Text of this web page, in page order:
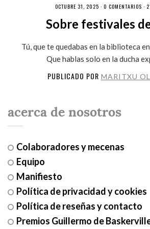
OCTUBRE 31, 2025 · 0 COMENTARIOS ·
Sobre festivales
Tú, que te quedabas en la biblioteca
Que hablas solo en la ducha
PUBLICADO POR MARITXU
acerca de nosotros
Colaboradores y mecenas
Equipo
Manifiesto
Política de privacidad y cookies
Política de reseñas y contacto
Premios Guillermo de